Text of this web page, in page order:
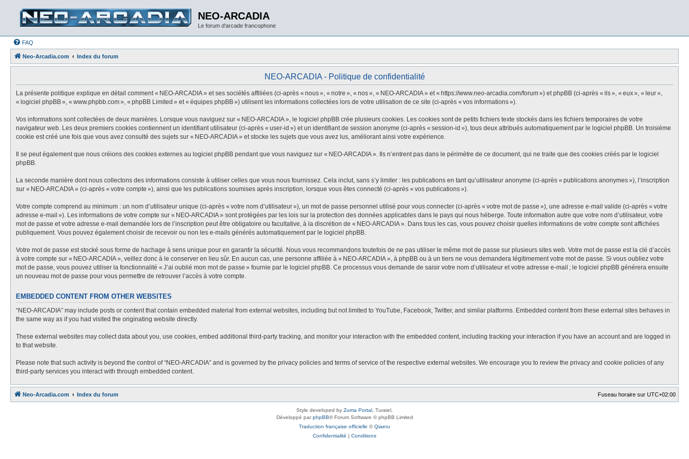
NEO-ARCADIA
Le forum d'arcade francophone
FAQ
Neo-Arcadia.com Index du forum
NEO-ARCADIA - Politique de confidentialité
La présente politique explique en détail comment « NEO-ARCADIA » et ses sociétés affiliées (ci-après « nous », « notre », « nos », « NEO-ARCADIA » et « https://www.neo-arcadia.com/forum ») et phpBB (ci-après « ils », « eux », « leur »,
« logiciel phpBB », « www.phpbb.com », « phpBB Limited » et « équipes phpBB ») utilisent les informations collectées lors de votre utilisation de ce site (ci-après « vos informations »).
Vos informations sont collectées de deux manières. Lorsque vous naviguez sur « NEO-ARCADIA », le logiciel phpBB crée plusieurs cookies. Les cookies sont de petits fichiers texte stockés dans les fichiers temporaires de votre
navigateur web. Les deux premiers cookies contiennent un identifiant utilisateur (ci-après « user-id ») et un identifiant de session anonyme (ci-après « session-id »), tous deux attribués automatiquement par le logiciel phpBB. Un troisième
cookie est créé une fois que vous avez consulté des sujets sur « NEO-ARCADIA » et stocke les sujets que vous avez lus, améliorant ainsi votre expérience.
Il se peut également que nous créions des cookies externes au logiciel phpBB pendant que vous naviguez sur « NEO-ARCADIA ». Ils n’entrent pas dans le périmètre de ce document, qui ne traite que des cookies créés par le logiciel
phpBB.
La seconde manière dont nous collectons des informations consiste à utiliser celles que vous nous fournissez. Cela inclut, sans s’y limiter : les publications en tant qu’utilisateur anonyme (ci-après « publications anonymes »), l’inscription
sur « NEO-ARCADIA » (ci-après « votre compte »), ainsi que les publications soumises après inscription, lorsque vous êtes connecté (ci-après « vos publications »).
Votre compte comprend au minimum : un nom d’utilisateur unique (ci-après « votre nom d’utilisateur »), un mot de passe personnel utilisé pour vous connecter (ci-après « votre mot de passe »), une adresse e-mail valide (ci-après « votre
adresse e-mail »). Les informations de votre compte sur « NEO-ARCADIA » sont protégées par les lois sur la protection des données applicables dans le pays qui nous héberge. Toute information autre que votre nom d’utilisateur, votre
mot de passe et votre adresse e-mail demandée lors de l’inscription peut être obligatoire ou facultative, à la discrétion de « NEO-ARCADIA ». Dans tous les cas, vous pouvez choisir quelles informations de votre compte sont affichées
publiquement. Vous pouvez également choisir de recevoir ou non les e-mails générés automatiquement par le logiciel phpBB.
Votre mot de passe est stocké sous forme de hachage à sens unique pour en garantir la sécurité. Nous vous recommandons toutefois de ne pas utiliser le même mot de passe sur plusieurs sites web. Votre mot de passe est la clé d’accès
à votre compte sur « NEO-ARCADIA », veillez donc à le conserver en lieu sûr. En aucun cas, une personne affiliée à « NEO-ARCADIA », à phpBB ou à un tiers ne vous demandera légitimement votre mot de passe. Si vous oubliez votre
mot de passe, vous pouvez utiliser la fonctionnalité « J’ai oublié mon mot de passe » fournie par le logiciel phpBB. Ce processus vous demande de saisir votre nom d’utilisateur et votre adresse e-mail ; le logiciel phpBB générera ensuite
un nouveau mot de passe pour vous permettre de retrouver l’accès à votre compte.
EMBEDDED CONTENT FROM OTHER WEBSITES
“NEO-ARCADIA” may include posts or content that contain embedded material from external websites, including but not limited to YouTube, Facebook, Twitter, and similar platforms. Embedded content from these external sites behaves in
the same way as if you had visited the originating website directly.
These external websites may collect data about you, use cookies, embed additional third-party tracking, and monitor your interaction with the embedded content, including tracking your interaction if you have an account and are logged in
to that website.
Please note that such activity is beyond the control of “NEO-ARCADIA” and is governed by the privacy policies and terms of service of the respective external websites. We encourage you to review the privacy and cookie policies of any
third-party services you interact with through embedded content.
Neo-Arcadia.com Index du forum Fuseau horaire sur UTC+02:00
Style developed by Zuma Portal , Turaiel,
Développé parphpBB® Forum Software © phpBB Limited
Traduction française officielle ©Qiaeru
Confidentialité | Conditions